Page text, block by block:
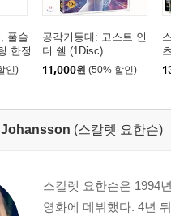
풀슬
한정
인)
공각기동대: 고스트 인
더 쉘 (1Disc)
11,000원 (50% 할인)
(스칼렛 요한슨)
스칼렛 요한슨은 1994
영화에 데뷔했다. 4년